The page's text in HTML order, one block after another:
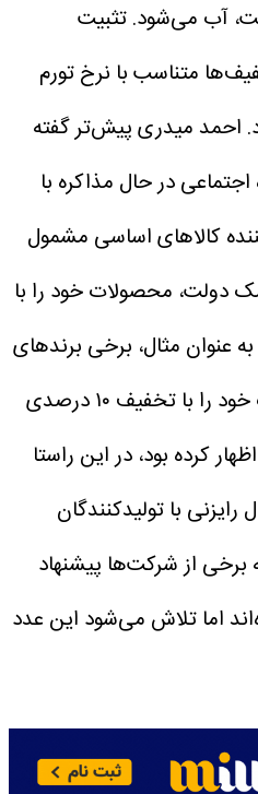
آب می‌شود. تثبیت
متناسب با نرخ تورم
احمد میدری پیش‌تر گفته
اجتماعی در حال مذاکره با
کالاهای اساسی مشمول
دولت، محصولات خود را با
عنوان مثال، برخی برندهای
فرآورده‌های لبنی محصولات خود را با تخفیف ۱۰ درصدی
کرده بود، در این راستا
با تولیدکنندگان
از شرکت‌ها پیشنهاد
داده‌اند اما تلاش می‌شود این عدد